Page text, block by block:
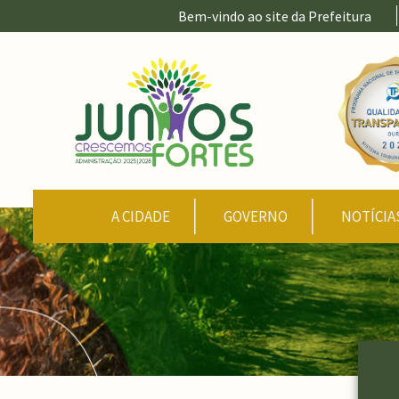
Bem-vindo ao site da Prefeitura
CONTEÚDO DO MENU
A CIDADE GOVERNO
Conteúdo Principal